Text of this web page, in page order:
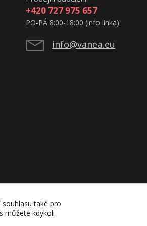
+420 727 975 657
PO-PÁ 8:00-18:00 (info linka)
info@vanea.eu
také pro
můžete kdykoli